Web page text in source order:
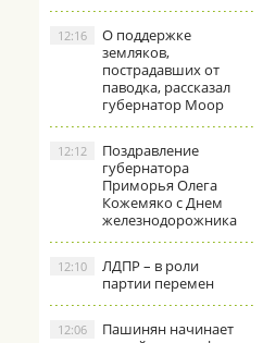
О поддержке
земляков,
пострадавших от
паводка, рассказал
губернатор Моор
12:16
Поздравление
губернатора
Приморья Олега
Кожемяко с Днем
железнодорожника
12:12
ЛДПР – в роли
партии перемен
12:10
Пашинян начинает
12:06